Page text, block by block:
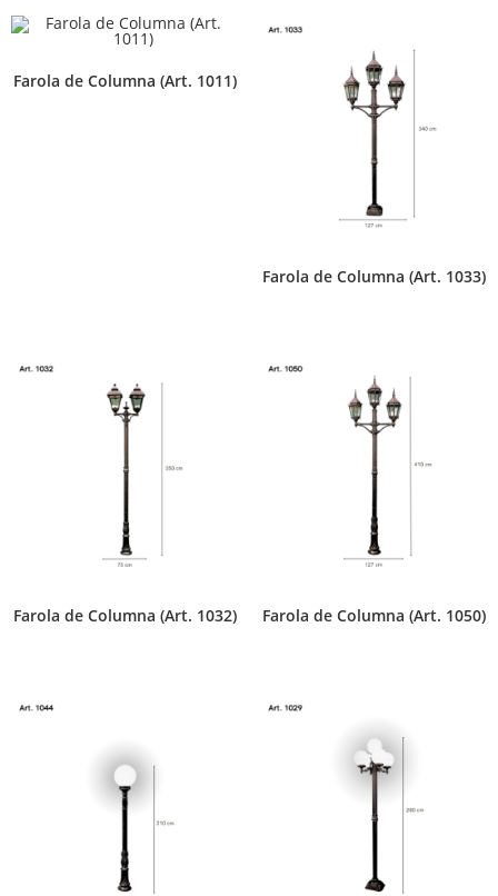
Farola de Columna (Art. 1011)
Farola de Columna (Art. 1033)
Farola de Columna (Art. 1032) Farola de Columna (Art. 1050)